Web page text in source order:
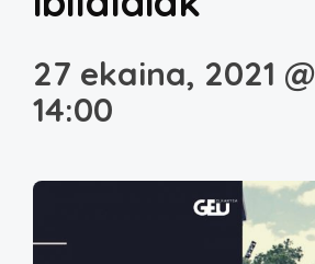
27 ekaina, 2021
14:00